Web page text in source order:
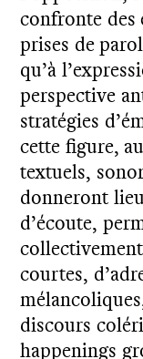
confronte des
prises de
qu’à
perspective
stratégies
cette figure,
textuels,
donneront
d’écoute,
courtes,
discours
happenings